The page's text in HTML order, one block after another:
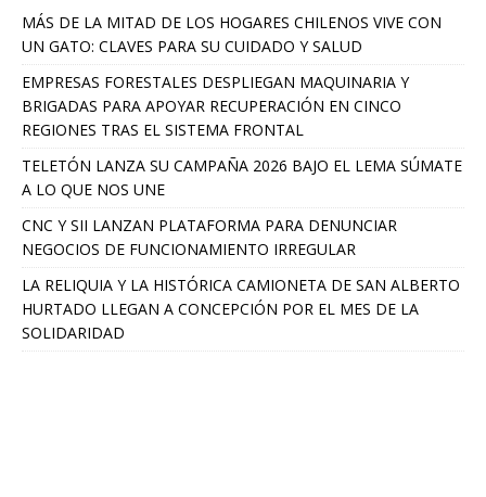
MÁS DE LA MITAD DE LOS HOGARES CHILENOS VIVE CON
UN GATO: CLAVES PARA SU CUIDADO Y SALUD
EMPRESAS FORESTALES DESPLIEGAN MAQUINARIA Y
BRIGADAS PARA APOYAR RECUPERACIÓN EN CINCO
REGIONES TRAS EL SISTEMA FRONTAL
TELETÓN LANZA SU CAMPAÑA 2026 BAJO EL LEMA SÚMATE
A LO QUE NOS UNE
CNC Y SII LANZAN PLATAFORMA PARA DENUNCIAR
NEGOCIOS DE FUNCIONAMIENTO IRREGULAR
LA RELIQUIA Y LA HISTÓRICA CAMIONETA DE SAN ALBERTO
HURTADO LLEGAN A CONCEPCIÓN POR EL MES DE LA
SOLIDARIDAD